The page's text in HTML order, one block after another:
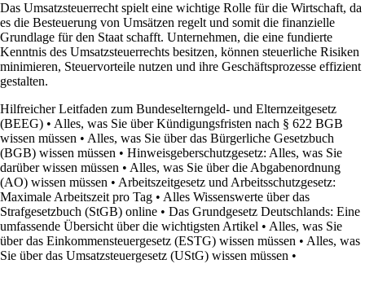
Das Umsatzsteuerrecht spielt eine wichtige Rolle für die Wirtschaft, da
es die Besteuerung von Umsätzen regelt und somit die finanzielle
Grundlage für den Staat schafft. Unternehmen, die eine fundierte
Kenntnis des Umsatzsteuerrechts besitzen, können steuerliche Risiken
minimieren, Steuervorteile nutzen und ihre Geschäftsprozesse effizient
gestalten.
Hilfreicher Leitfaden zum Bundeselterngeld- und Elternzeitgesetz
(BEEG) • Alles, was Sie über Kündigungsfristen nach § 622 BGB
wissen müssen • Alles, was Sie über das Bürgerliche Gesetzbuch
(BGB) wissen müssen • Hinweisgeberschutzgesetz: Alles, was Sie
darüber wissen müssen • Alles, was Sie über die Abgabenordnung
(AO) wissen müssen • Arbeitszeitgesetz und Arbeitsschutzgesetz:
Maximale Arbeitszeit pro Tag • Alles Wissenswerte über das
Strafgesetzbuch (StGB) online • Das Grundgesetz Deutschlands: Eine
umfassende Übersicht über die wichtigsten Artikel • Alles, was Sie
über das Einkommensteuergesetz (ESTG) wissen müssen • Alles, was
Sie über das Umsatzsteuergesetz (UStG) wissen müssen •